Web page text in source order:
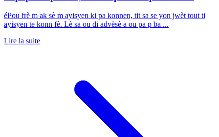
éPou frè m ak sè m ayisyen ki pa konnen, tit sa se yon jwèt tout ti
ayisyen te konn fè. Lè sa ou di advèsè a ou pa p ba ...
Lire la suite